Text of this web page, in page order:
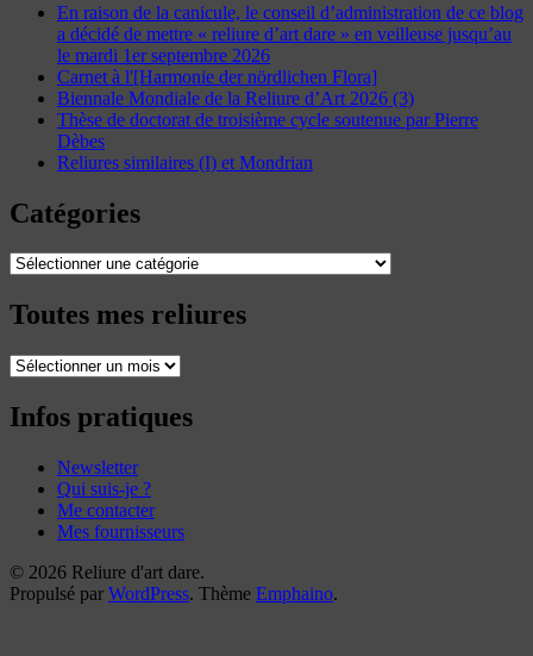
En raison de la canicule, le conseil d’administration de ce blog
a décidé de mettre « reliure d’art dare » en veilleuse jusqu’au
le mardi 1er septembre 2026
Carnet à l'[Harmonie der nördlichen Flora]
Biennale Mondiale de la Reliure d’Art 2026 (3)
Thèse de doctorat de troisième cycle soutenue par Pierre
Dèbes
Reliures similaires (I) et Mondrian
Catégories
Catégories
Toutes mes reliures
Toutes
reliures
Infos pratiques
Newsletter
Qui suis-je ?
Me contacter
Mes fournisseurs
© 2026 Reliure d'art dare.
Propulsé par WordPress. Thème Emphaino.